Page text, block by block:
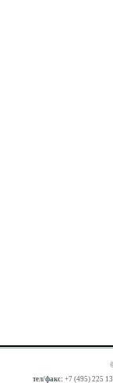
тел/факс: +7 (495) 225